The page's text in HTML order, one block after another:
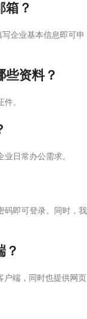
箱？
企业基本信息即可申
些资料？
。
日常办公需求。
码即可登录。同时，我
？
户端，同时也提供网页